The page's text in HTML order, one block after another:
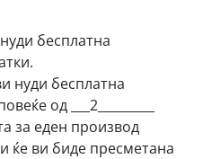
бесплатна
нуди бесплатна
од ___2_________
за еден производ
ќе ви биде пресметана